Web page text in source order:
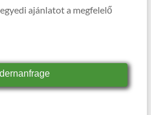
ajánlatot a megfelelő